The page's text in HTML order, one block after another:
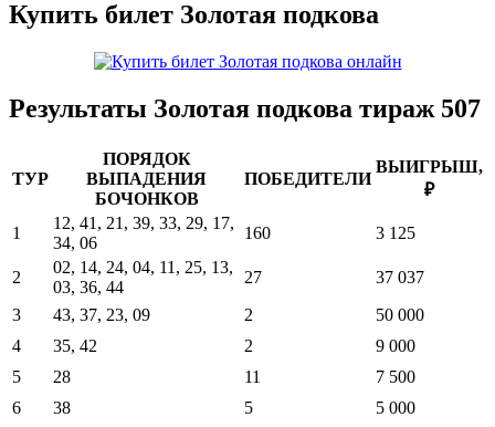
Купить билет Золотая подкова
Результаты Золотая подкова тираж 507
ТУР
ПОРЯДОК
ВЫПАДЕНИЯ
БОЧОНКОВ
ПОБЕДИТЕЛИ
ВЫИГРЫШ,
₽
1
12, 41, 21, 39, 33, 29, 17,
34, 06
160 3 125
2
02, 14, 24, 04, 11, 25, 13,
03, 36, 44
27
37 037
3
43, 37, 23, 09 2
50 000
4
35, 42 2
9 000
5
28 11
7 500
6
38 5
5 000